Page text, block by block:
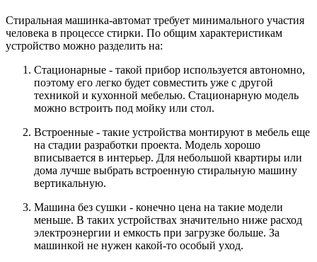
Стиральная машинка-автомат требует минимального участия
человека в процессе стирки. По общим характеристикам
устройство можно разделить на:
Стационарные - такой прибор используется автономно,
поэтому его легко будет совместить уже с другой
техникой и кухонной мебелью. Стационарную модель
можно встроить под мойку или стол.
Встроенные - такие устройства монтируют в мебель еще
на стадии разработки проекта. Модель хорошо
вписывается в интерьер. Для небольшой квартиры или
дома лучше выбрать встроенную стиральную машину
вертикальную.
Машина без сушки - конечно цена на такие модели
меньше. В таких устройствах значительно ниже расход
электроэнергии и емкость при загрузке больше. За
машинкой не нужен какой-то особый уход.